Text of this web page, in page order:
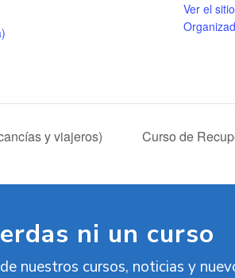
Ver el
y viajeros) Curso de
ni un curso
nuestros cursos, noticias y